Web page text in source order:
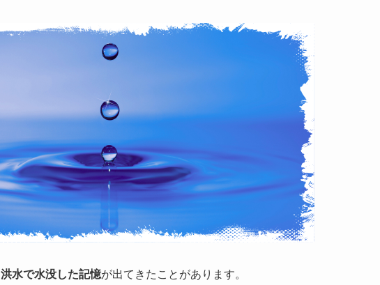
洪水で水没した記憶が出てきたことがあります。